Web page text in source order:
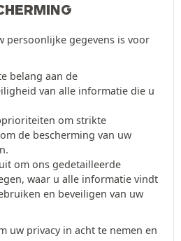
persoonlijke gegevens is voor
belang aan de
van alle informatie die u
om strikte
de bescherming van uw
om ons gedetailleerde
waar u alle informatie vindt
en beveiligen van uw
uw privacy in acht te nemen en